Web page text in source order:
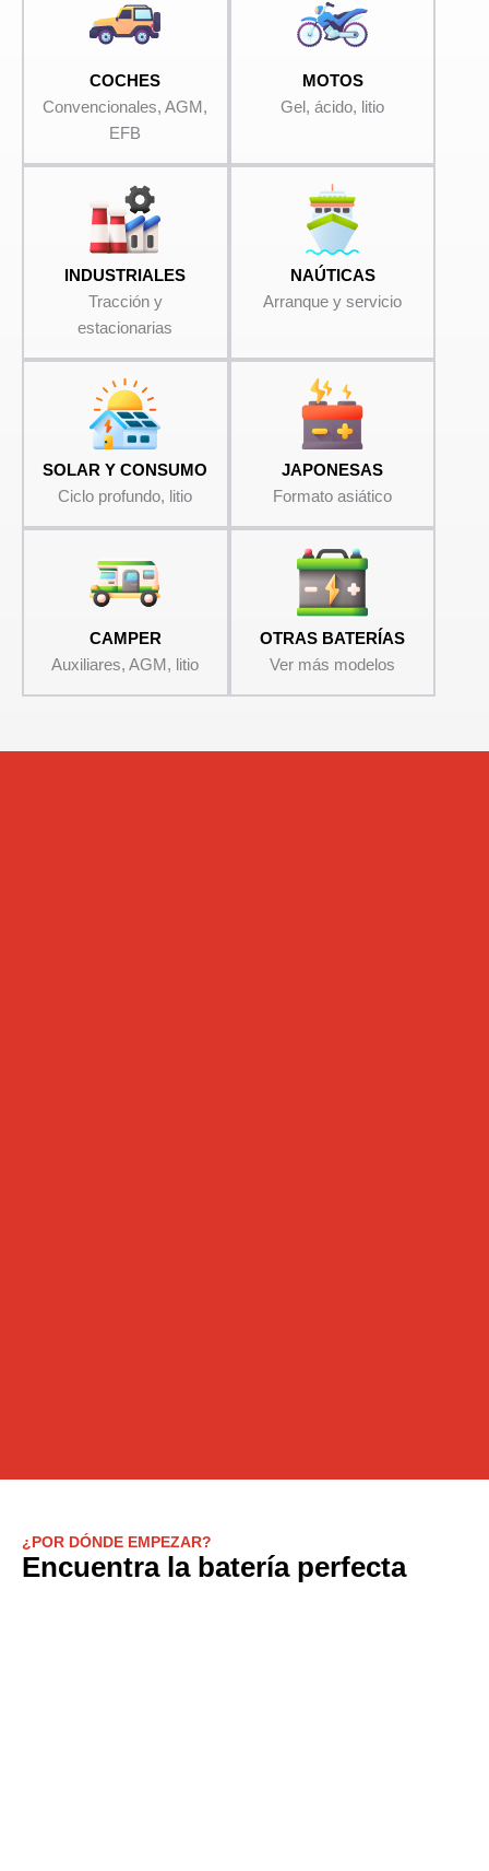
COCHES
Convencionales, AGM,
EFB
MOTOS
Gel, ácido, litio
INDUSTRIALES
Tracción y
estacionarias
NAÚTICAS
Arranque y servicio
SOLAR Y CONSUMO
Ciclo profundo, litio
JAPONESAS
Formato asiático
CAMPER
Auxiliares, AGM, litio
OTRAS BATERÍAS
Ver más modelos
¿POR DÓNDE EMPEZAR?
Encuentra la batería perfecta